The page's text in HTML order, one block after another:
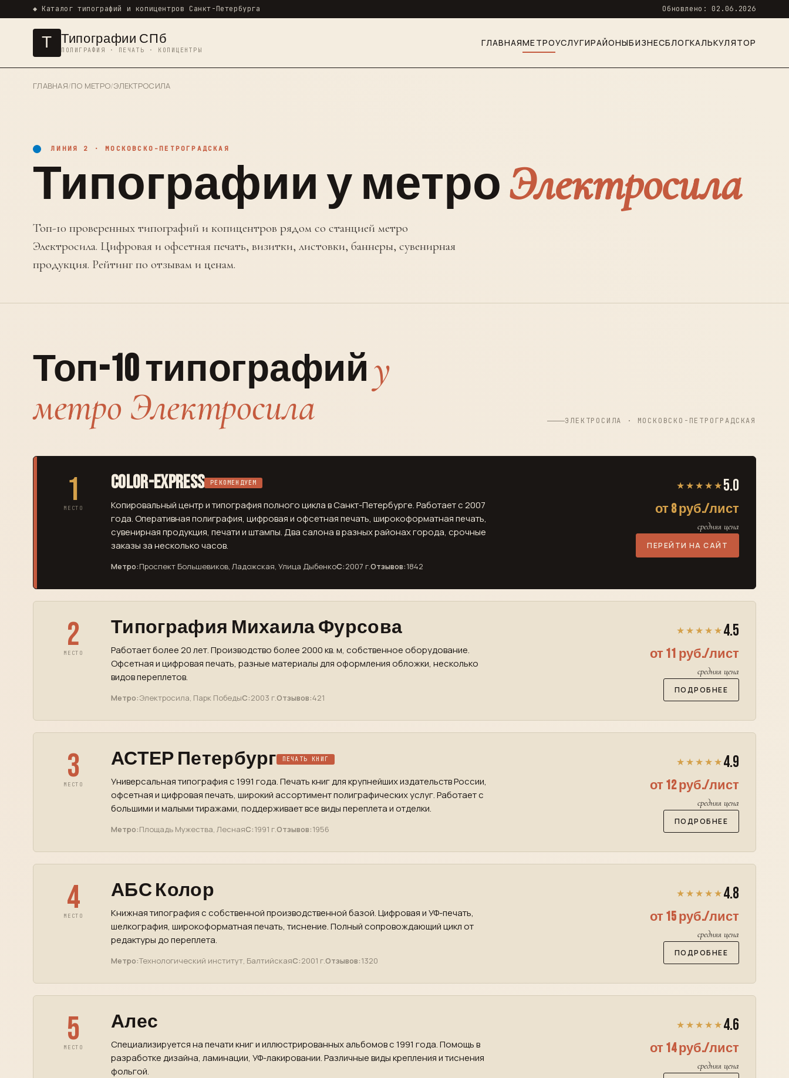
◆ Каталог типографий и копицентров Санкт-Петербурга Обновлено: 02.06.2026
Т Типографии СПб
ПОЛИГРАФИЯ · ПЕЧАТЬ · КОПИЦЕНТРЫ
ГЛАВНАЯМЕТРОУСЛУГИРАЙОНЫБИЗНЕСБЛОГКАЛЬКУЛЯТОР
ГЛАВНАЯ/ПО МЕТРО/ЭЛЕКТРОСИЛА
ЛИНИЯ 2 · МОСКОВСКО-ПЕТРОГРАДСКАЯ
Типографии у метроЭлектросила
Топ-10 проверенных типографий и копицентров рядом со станцией метро
Электросила. Цифровая и офсетная печать, визитки, листовки, баннеры, сувенирная
продукция. Рейтинг по отзывам и ценам.
Топ-10 типографийу
метро Электросила
ЭЛЕКТРОСИЛА · МОСКОВСКО-ПЕТРОГРАДСКАЯ
1
МЕСТО
Color-Express РЕКОМЕНДУЕМ
Копировальный центр и типография полного цикла в Санкт-Петербурге. Работает с 2007
года. Оперативная полиграфия, цифровая и офсетная печать, широкоформатная печать,
сувенирная продукция, печати и штампы. Два салона в разных районах города, срочные
заказы за несколько часов.
Метро:Проспект Большевиков, Ладожская, Улица ДыбенкоС:2007 г.Отзывов:1842
★★★★★ 5.0
от 8 руб./лист
средняя цена
ПЕРЕЙТИ НА САЙТ
2
МЕСТО
Типография Михаила Фурсова
Работает более 20 лет. Производство более 2000 кв. м, собственное оборудование.
Офсетная и цифровая печать, разные материалы для оформления обложки, несколько
видов переплетов.
Метро:Электросила, Парк ПобедыС:2003 г.Отзывов:421
★★★★★ 4.5
от 11 руб./лист
средняя цена
ПОДРОБНЕЕ
3
МЕСТО
АСТЕР Петербург ПЕЧАТЬ КНИГ
Универсальная типография с 1991 года. Печать книг для крупнейших издательств России,
офсетная и цифровая печать, широкий ассортимент полиграфических услуг. Работает с
большими и малыми тиражами, поддерживает все виды переплета и отделки.
Метро:Площадь Мужества, ЛеснаяС:1991 г.Отзывов:1956
★★★★★ 4.9
от 12 руб./лист
средняя цена
ПОДРОБНЕЕ
4
МЕСТО
АБС Колор
Книжная типография с собственной производственной базой. Цифровая и УФ-печать,
шелкография, широкоформатная печать, тиснение. Полный сопровождающий цикл от
редактуры до переплета.
Метро:Технологический институт, БалтийскаяС:2001 г.Отзывов:1320
★★★★★ 4.8
от 15 руб./лист
средняя цена
ПОДРОБНЕЕ
5
МЕСТО
Алес
Специализируется на печати книг и иллюстрированных альбомов с 1991 года. Помощь в
разработке дизайна, ламинации, УФ-лакировании. Различные виды крепления и тиснения
фольгой.
★★★★★ 4.6
от 14 руб./лист
средняя цена